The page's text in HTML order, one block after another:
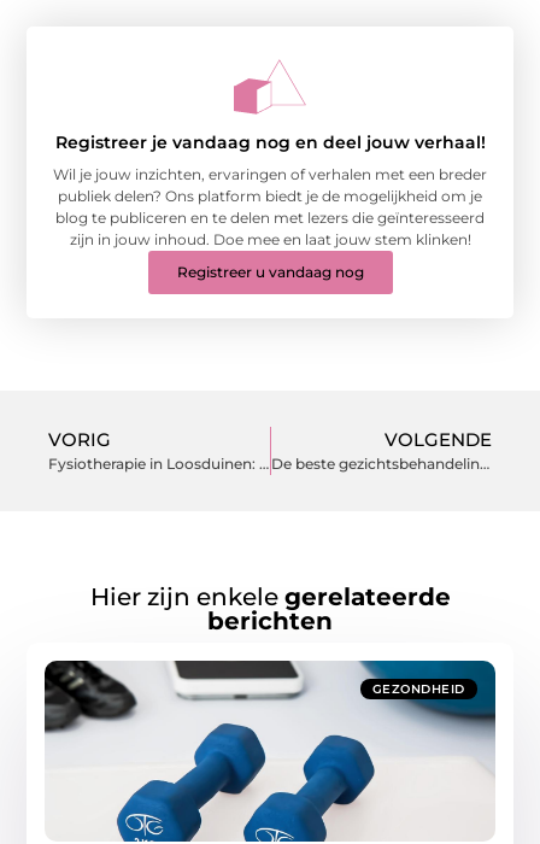
Registreer je vandaag nog en deel jouw verhaal!
Wil je jouw inzichten, ervaringen of verhalen met een breder
publiek delen? Ons platform biedt je de mogelijkheid om je
blog te publiceren en te delen met lezers die geïnteresseerd
zijn in jouw inhoud. Doe mee en laat jouw stem klinken!
Registreer u vandaag nog
VORIG
Fysiotherapie in Loosduinen: de mogelijkheden van manuele therapie
VOLGENDE
De beste gezichtsbehandeling voor u
Hier zijn enkele gerelateerde
berichten
GEZONDHEID